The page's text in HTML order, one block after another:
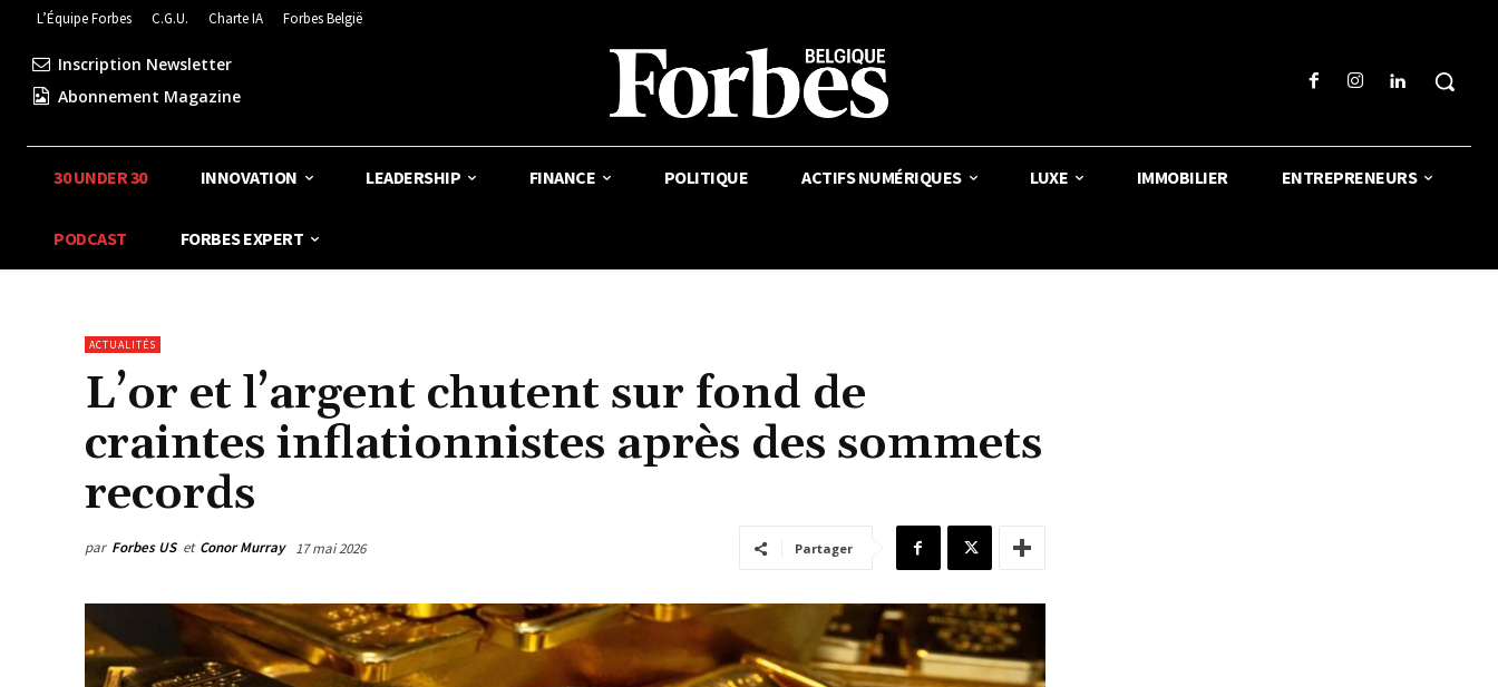
L’Équipe Forbes C.G.U. Charte IA Forbes België
Inscription Newsletter
Abonnement Magazine
30 UNDER 30 INNOVATION LEADERSHIP FINANCE POLITIQUE ACTIFS NUMÉRIQUES LUXE IMMOBILIER ENTREPRENEURS
PODCAST FORBES EXPERT
ACTUALITÉS
L’or et l’argent chutent sur fond de
craintes inflationnistes après des sommets
records
par Forbes US et Conor Murray 17 mai 2026 Partager